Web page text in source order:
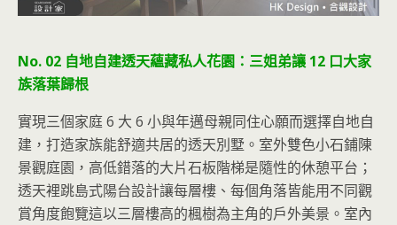
No. 02 自地自建透天蘊藏私人花園：三姐弟讓 12 口大家
族落葉歸根
實現三個家庭 6 大 6 小與年邁母親同住心願而選擇自地自
建，打造家族能舒適共居的透天別墅。室外雙色小石鋪陳
景觀庭園，高低錯落的大片石板階梯是隨性的休憩平台；
透天裡跳島式陽台設計讓每層樓、每個角落皆能用不同觀
賞角度飽覽這以三層樓高的楓樹為主角的戶外美景。室內